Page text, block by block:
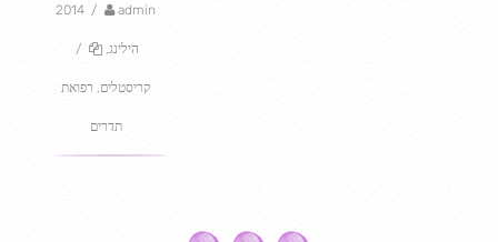
2014 / admin
/ הילינג,
קריסטלים, רפואת
תדרים